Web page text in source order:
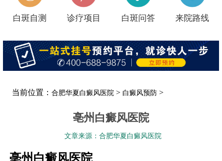
白斑自测 诊疗项目 白斑问答 来院路线
当前位置：合肥华夏白癜风医院 > 白癜风预防 >
亳州白癜风医院
文章来源：合肥华夏白癜风医院
亳州白癜风医院